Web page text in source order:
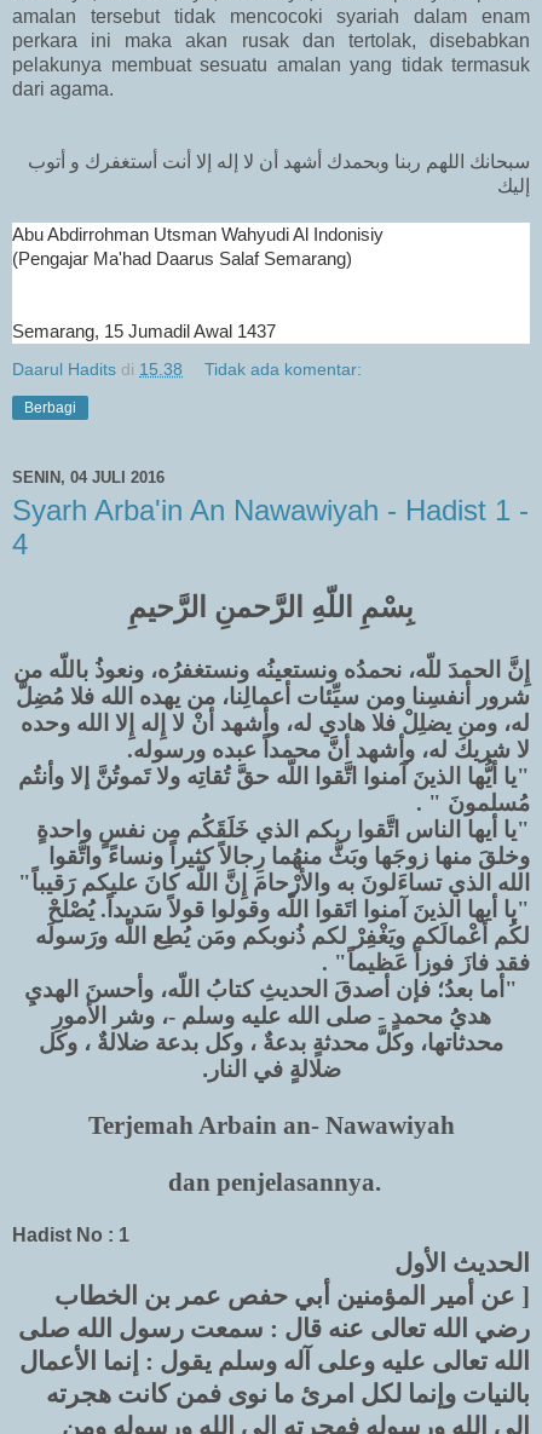
amalan tersebut tidak mencocoki syariah dalam enam
perkara ini maka akan rusak dan tertolak, disebabkan
pelakunya membuat sesuatu amalan yang tidak termasuk
dari agama.
سبحانك اللهم ربنا وبحمدك أشهد أن لا إله إلا أنت أستغفرك و أتوب
إليك
Abu Abdirrohman Utsman Wahyudi Al Indonisiy
(Pengajar Ma'had Daarus Salaf Semarang)
Semarang, 15 Jumadil Awal 1437
Daarul Hadits di 15.38 Tidak ada komentar:
Berbagi
SENIN, 04 JULI 2016
Syarh Arba'in An Nawawiyah - Hadist 1 -
4
بِسْمِ اللّهِ الرَّحمنِ الرَّحيمِ
إِنَّ الحمدَ للّه، نحمدُه ونستعينُه ونستغفرُه، ونعوذُ باللّه من
شرور أنفسِنا ومن سيِّئات أعمالِنا، من يهده الله فلا مُضِلَّ
له، ومن يضلِلْ فلا هادي له، وأشهد أنْ لا إِله إِلا الله وحده
لا شريكَ له، وأشهد أنَّ محمداً عبده ورسوله.
"يا أيُّها الذينَ آمنوا اتَّقوا اللّه حقَّ تُقاتِه ولا تَموتُنَّ إلا وأنتُم
مُسلمونَ " .
"يا أيها الناس اتَّقوا ربكم الذي خَلَقَكُم من نفسٍ واحدةٍ
وخلقَ منها زوجَها وبَثَّ منهُما رِجالاً كثيراً ونساءً واتَّقوا
الله الذي تساءَلونَ به والأرْحامَ إِنَّ اللّه كانَ عليكم رَقيباً"
"يا أيها الذينَ آمنوا اتَقوا اللّه وقولوا قولاً سَديداً. يُصْلحْ
لكُم أعْمالَكم ويَغْفِرْ لكم ذُنوبكم ومَن يُطِع اللّه ورَسولَه
فقد فازَ فوزاً عَظيماً" .
"أما بعدُ؛ فإن أصدقَ الحديثِ كتابُ اللّه، وأحسنَ الهديِ
هديُ محمدٍ - صلى الله عليه وسلم -، وشر الأمورِ
محدثاتها، وكلَّ محدثةٍ بدعةٌ ، وكل بدعة ضلالةٌ ، وكل
ضلالةٍ في النار .
Terjemah Arbain an- Nawawiyah
dan penjelasannya.
Hadist No : 1
الحديث الأول
[ عن أمير المؤمنين أبي حفص عمر بن الخطاب
رضي الله تعالى عنه قال : سمعت رسول الله صلى
الله تعالى عليه وعلى آله وسلم يقول : إنما الأعمال
بالنيات وإنما لكل امرئ ما نوى فمن كانت هجرته
إلى الله ورسوله فهجرته إلى الله ورسوله ومن